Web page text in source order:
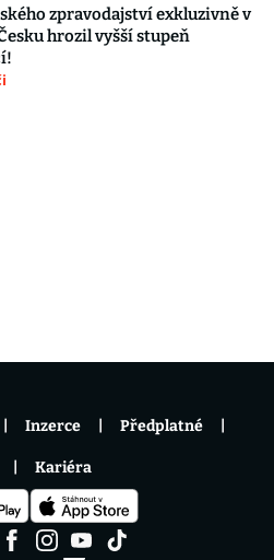
zpravodajství exkluzivně v
hrozil vyšší stupeň
Inzerce Předplatné
Kariéra